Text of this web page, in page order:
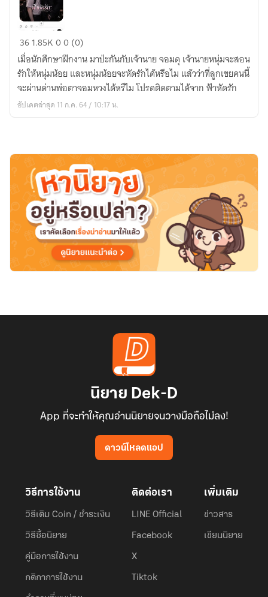
ฟ้า
หัด
รัก
361.85K00 (0)
เมื่อนักศึกษาฝึกงาน มาป่ะกันกับเจ้านาย จอมดุ เจ้านายหนุ่มจะสอน
รักให้หนุ่มน้อย และหนุ่มน้อยจะหัดรักได้หรือไม แล้วว่าที่ลูกเขยคนนี้
จะผ่านด่านพ่อตาจอมหวงได้หรืไม โปรดติดตามได้จาก ฟ้าหัดรัก
อัปเดตล่าสุด 11 ก.ค. 64 / 10:17 น.
นิยาย Dek-D
App ที่จะทำให้คุณอ่านนิยายจนวางมือถือไม่ลง!
ดาวน์โหลดแอป
วิธีการใช้งาน
วิธีเติม Coin / ชำระเงิน
วิธีซื้อนิยาย
คู่มือการใช้งาน
กติกาการใช้งาน
ติดต่อเรา
LINE Official
Facebook
X
Tiktok
เพิ่มเติม
ข่าวสาร
เขียนนิยาย